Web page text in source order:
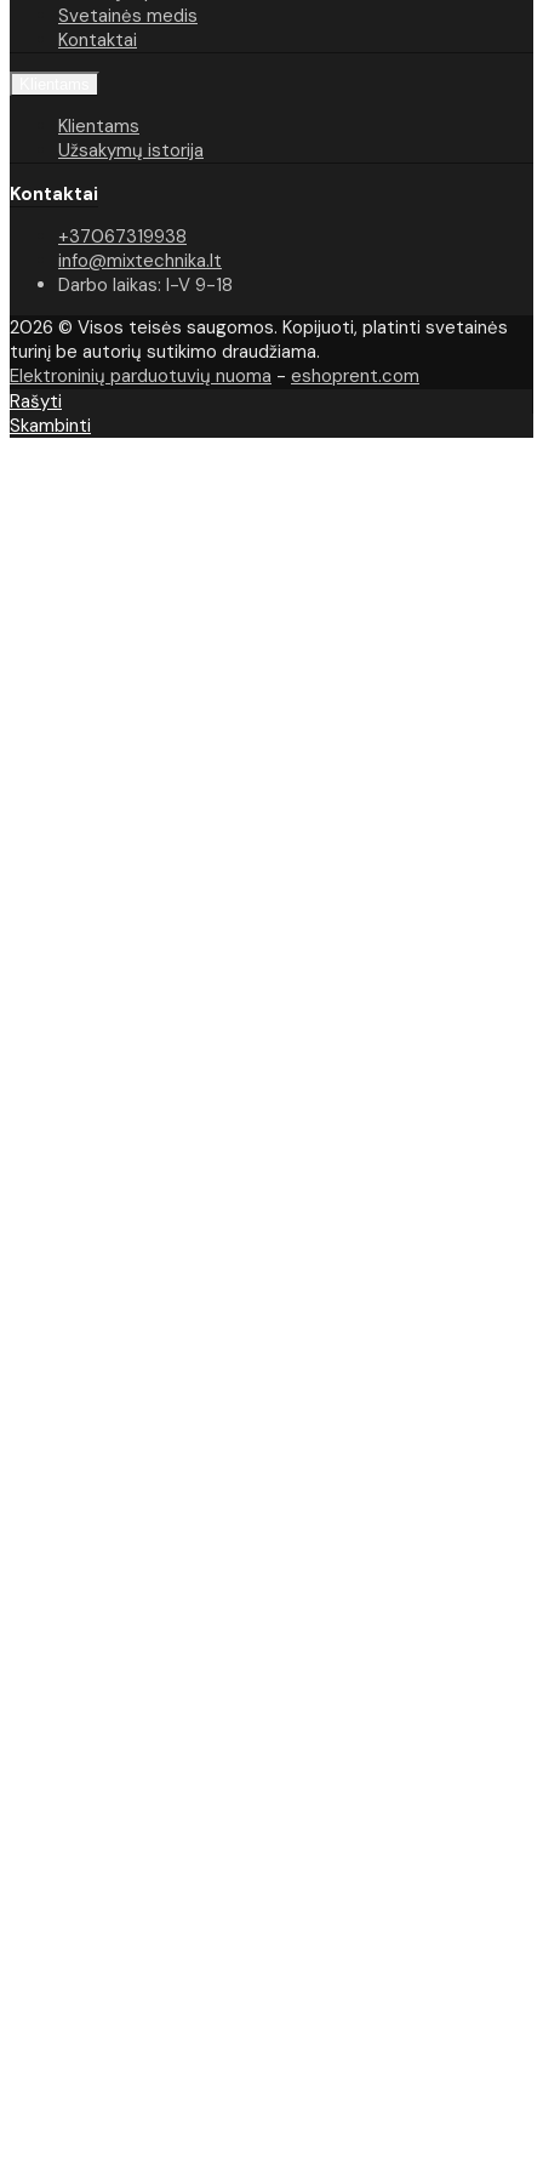
Svetainės medis
Kontaktai
Klientams
Užsakymų istorija
Kontaktai
+37067319938
info@mixtechnika.lt
Darbo laikas: I-V 9-18
2026 © Visos teisės saugomos. Kopijuoti, platinti svetainės
turinį be autorių sutikimo draudžiama.
Elektroninių parduotuvių nuoma - eshoprent.com
Rašyti
Skambinti